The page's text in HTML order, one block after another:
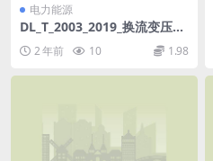
电力能源
DL_T_2003_2019_换流变压器
2 年前 10 1.98